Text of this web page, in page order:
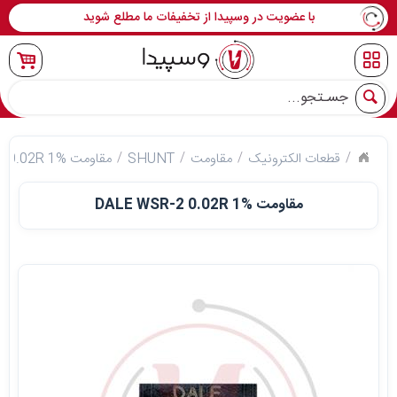
با عضویت در وسپیدا از تخفیفات ما مطلع شوید
قطعات الکترونیک مقاومت SHUNT مقاومت DALE WSR-2 0.02R 1%
مقاومت DALE WSR-2 0.02R 1%